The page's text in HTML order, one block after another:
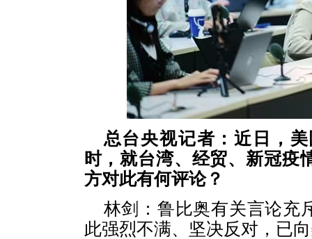
总台央视记者：近日，
时，就台湾、经贸、新冠疫
方对此有何评论？
林剑：鲁比奥有关言论充
此强烈不满、坚决反对，已